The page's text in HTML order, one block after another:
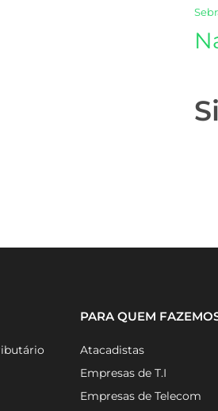
PARA QUEM
Atacadistas
Empresas de T.I
Empresas de Telecom